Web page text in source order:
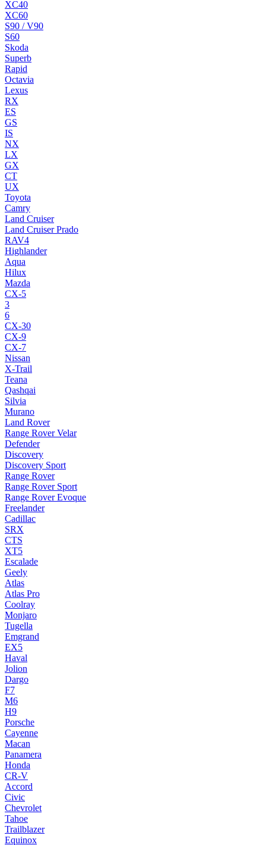
XC40
XC60
S90 / V90
S60
Skoda
Superb
Rapid
Octavia
Lexus
RX
ES
GS
IS
NX
LX
GX
CT
UX
Toyota
Camry
Land Cruiser
Land Cruiser Prado
RAV4
Highlander
Aqua
Hilux
Mazda
CX-5
3
6
CX-30
CX-9
CX-7
Nissan
X-Trail
Teana
Qashqai
Silvia
Murano
Land Rover
Range Rover Velar
Defender
Discovery
Discovery Sport
Range Rover
Range Rover Sport
Range Rover Evoque
Freelander
Cadillac
SRX
CTS
XT5
Escalade
Geely
Atlas
Atlas Pro
Coolray
Monjaro
Tugella
Emgrand
EX5
Haval
Jolion
Dargo
F7
M6
H9
Porsche
Cayenne
Macan
Panamera
Honda
CR-V
Accord
Civic
Chevrolet
Tahoe
Trailblazer
Equinox